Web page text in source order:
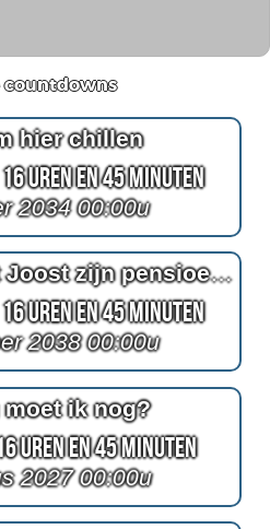
countdowns
hier chillen
16 Uren en 45 Minuten
2034 00:00u
Hoe lang nog tot Joost zijn pensioen?
16 Uren en 45 Minuten
2038 00:00u
moet ik nog?
Uren en 45 Minuten
2027 00:00u